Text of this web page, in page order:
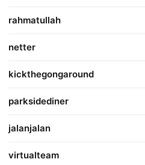
rahmatullah
netter
kickthegongaround
parksidediner
jalanjalan
virtualteam